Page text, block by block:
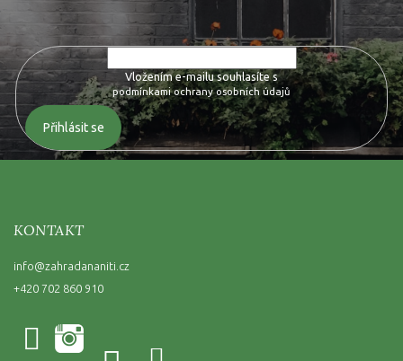
produktech na našem e-shopu.
Vložením e-mailu souhlasíte s
podmínkami ochrany osobních údajů
Přihlásit se
KONTAKT
info@zahradananiti.cz
+420 702 860 910